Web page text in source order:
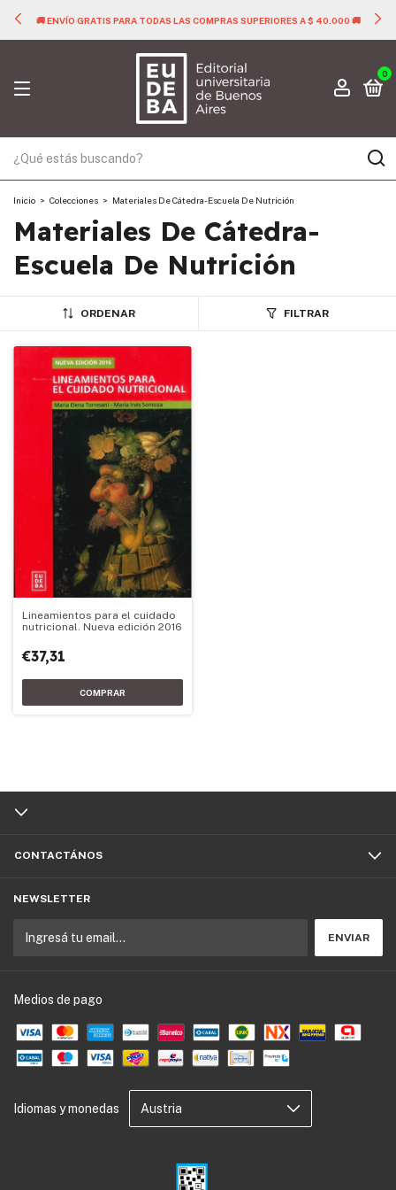
🚚 ENVÍO GRATIS PARA TODAS LAS COMPRAS SUPERIORES A $ 40.000 🚚
0
Inicio > Colecciones > Materiales De Cátedra- Escuela De Nutrición
Materiales De Cátedra-
Escuela De Nutrición
ORDENAR FILTRAR
Lineamientos para el cuidado
nutricional. Nueva edición 2016
€37,31
CONTACTÁNOS
NEWSLETTER
Medios de pago
Idiomas y monedas